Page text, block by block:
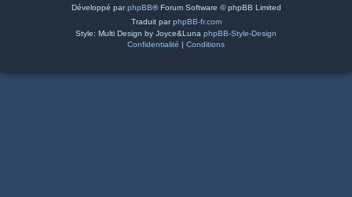
Développé parphpBB® Forum Software © phpBB Limited
Traduit parphpBB-fr.com
Style: Multi Design by Joyce&Luna phpBB-Style-Design
Confidentialité | Conditions